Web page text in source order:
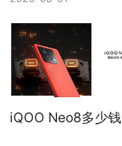
iQOO Neo8多少钱